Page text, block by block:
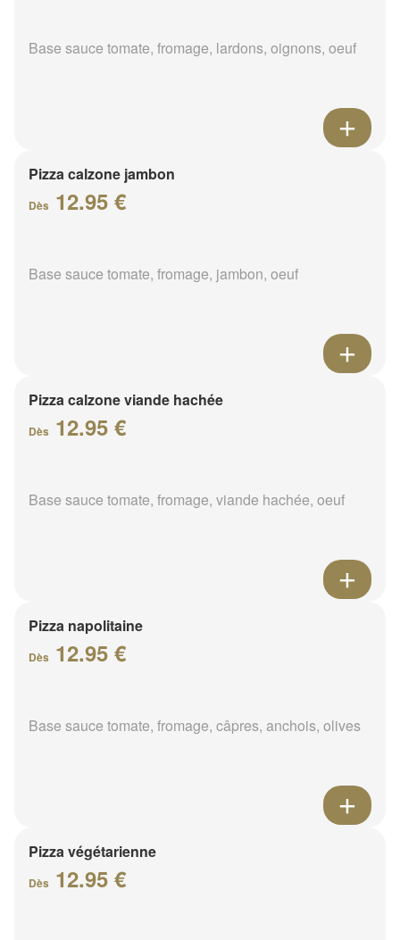
Base sauce tomate, fromage, lardons, oignons, oeuf
Pizza calzone jambon
Dès 12.95 €
Base sauce tomate, fromage, jambon, oeuf
Pizza calzone viande hachée
Dès 12.95 €
Base sauce tomate, fromage, viande hachée, oeuf
Pizza napolitaine
Dès 12.95 €
Base sauce tomate, fromage, câpres, anchois, olives
Pizza végétarienne
Dès 12.95 €